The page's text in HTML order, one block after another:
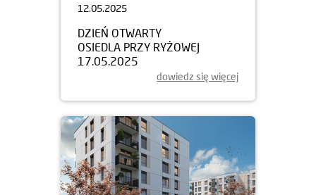
12.05.2025
DZIEŃ OTWARTY
OSIEDLA PRZY RYŻOWEJ
17.05.2025
dowiedz się więcej